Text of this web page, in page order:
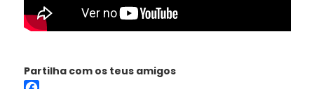
Partilha com os teus amigos